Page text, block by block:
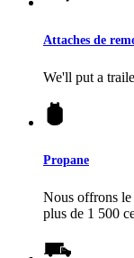
Attaches de
We'll put a
Propane
Nous offrons le
plus de 1 500